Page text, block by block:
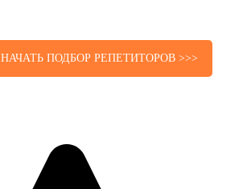
НАЧАТЬ ПОДБОР РЕПЕТИТОРОВ >>>